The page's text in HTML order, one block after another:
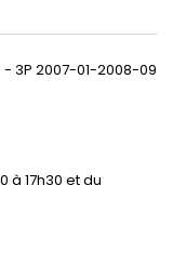
- 3P 2007-01-2008-09
à 17h30 et du